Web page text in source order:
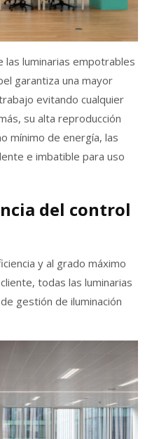
las luminarias empotrables
garantiza una mayor
evitando cualquier
su alta reproducción
mínimo de energía, las
e imbatible para uso
del control
y al grado máximo
todas las luminarias
gestión de iluminación